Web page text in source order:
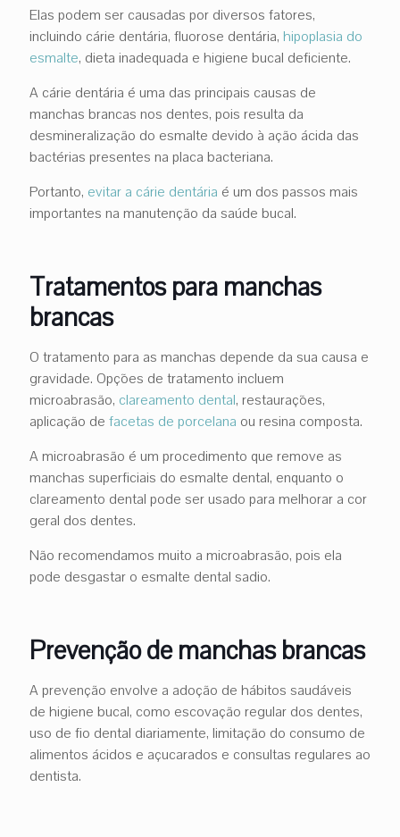
Elas podem ser causadas por diversos fatores,
incluindo cárie dentária, fluorose dentária, hipoplasia do
esmalte, dieta inadequada e higiene bucal deficiente.
A cárie dentária é uma das principais causas de
manchas brancas nos dentes, pois resulta da
desmineralização do esmalte devido à ação ácida das
bactérias presentes na placa bacteriana.
Portanto, evitar a cárie dentária é um dos passos mais
importantes na manutenção da saúde bucal.
Tratamentos para manchas
brancas
O tratamento para as manchas depende da sua causa e
gravidade. Opções de tratamento incluem
microabrasão, clareamento dental, restaurações,
aplicação de facetas de porcelana ou resina composta.
A microabrasão é um procedimento que remove as
manchas superficiais do esmalte dental, enquanto o
clareamento dental pode ser usado para melhorar a cor
geral dos dentes.
Não recomendamos muito a microabrasão, pois ela
pode desgastar o esmalte dental sadio.
Prevenção de manchas brancas
A prevenção envolve a adoção de hábitos saudáveis
de higiene bucal, como escovação regular dos dentes,
uso de fio dental diariamente, limitação do consumo de
alimentos ácidos e açucarados e consultas regulares ao
dentista.